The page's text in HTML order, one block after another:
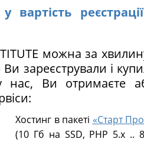
можна за
зареєстрували і
Ви отримаєте
Хостинг в пакеті «Старт
(10 Гб на SSD, PHP 5.х ..